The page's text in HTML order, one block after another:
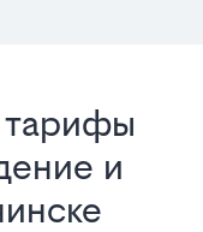
тарифы
и